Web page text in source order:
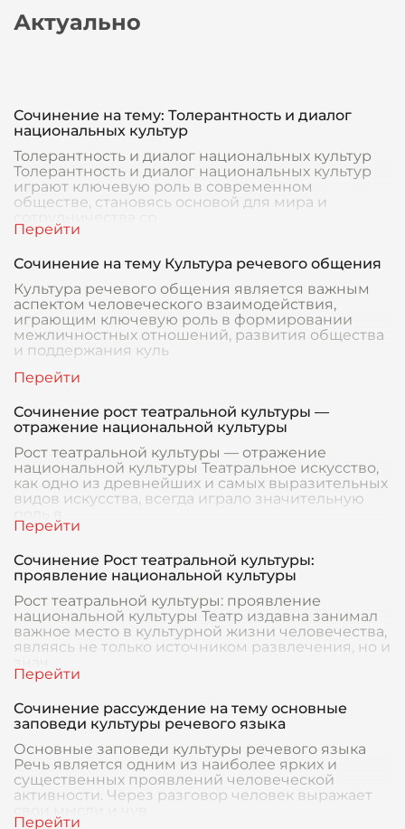
Актуально
Сочинение на тему: Толерантность и диалог
национальных культур
Толерантность и диалог национальных культур
Толерантность и диалог национальных культур
играют ключевую роль в современном
обществе, становясь основой для мира и
Сочинение на тему Культура речевого общения
Культура речевого общения является важным
аспектом человеческого взаимодействия,
играющим ключевую роль в формировании
межличностных отношений, развития общества
и поддержания куль
Сочинение рост театральной культуры —
отражение национальной культуры
Рост театральной культуры — отражение
национальной культуры Театральное искусство,
как одно из древнейших и самых выразительных
видов искусства, всегда играло значительную
Сочинение Рост театральной культуры:
проявление национальной культуры
Рост театральной культуры: проявление
национальной культуры Театр издавна занимал
важное место в культурной жизни человечества,
являясь не только источником развлечения, но и
Сочинение рассуждение на тему основные
заповеди культуры речевого языка
Основные заповеди культуры речевого языка
Речь является одним из наиболее ярких и
существенных проявлений человеческой
активности. Через разговор человек выражает